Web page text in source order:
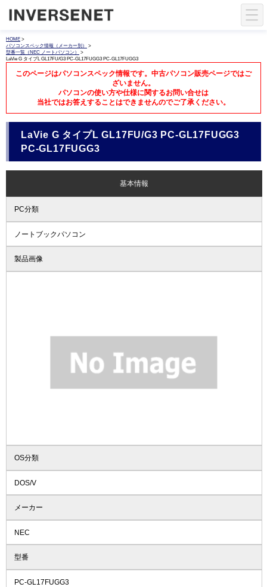
HOME >
パソコンスペック情報（メーカー別）
>
型番一覧（NEC ノートパソコン）
>
LaVie G タイプL GL17FU/G3 PC-GL17FUGG3 PC-GL17FUGG3
このページはパソコンスペック情報です。中古パソコン販売ページではご
ざいません。
パソコンの使い方や仕様に関するお問い合せは
当社ではお答えすることはできませんのでご了承ください。
LaVie G タイプL GL17FU/G3 PC-GL17FUGG3
PC-GL17FUGG3
基本情報
PC分類
ノートブックパソコン
製品画像
OS分類
DOS/V
メーカー
NEC
型番
PC-GL17FUGG3